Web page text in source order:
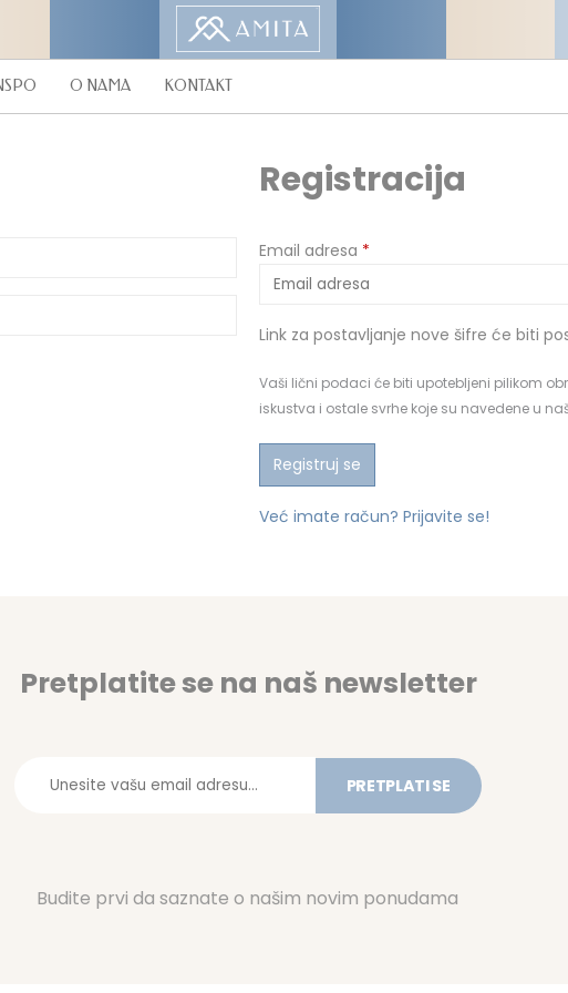
O NAMA KONTAKT
Registracija
Email adresa *
Link za postavljanje nove šifre će biti
Vaši lični podaci će biti upotebljeni pilikom
iskustva i ostale svrhe koje su navedene u
Registruj se
Već imate račun? Prijavite se!
Pretplatite se na naš newsletter
PRETPLATI SE
Budite prvi da saznate o našim novim ponudama